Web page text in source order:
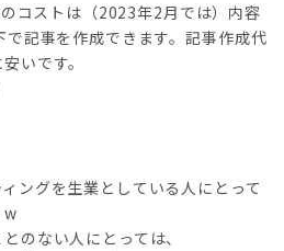
コストは（2023年2月では）内容
記事を作成できます。記事作成代
いです。
ングを生業としている人にとって
w
のない人にとっては、